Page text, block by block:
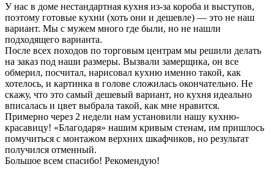
У нас в доме нестандартная кухня из-за короба и выступов,
поэтому готовые кухни (хоть они и дешевле) — это не наш
вариант. Мы с мужем много где были, но не нашли
подходящего варианта.
После всех походов по торговым центрам мы решили делать
на заказ под наши размеры. Вызвали замерщика, он все
обмерил, посчитал, нарисовал кухню именно такой, как
хотелось, и картинка в голове сложилась окончательно. Не
скажу, что это самый дешевый вариант, но кухня идеально
вписалась и цвет выбрала такой, как мне нравится.
Примерно через 2 недели нам установили нашу кухню-
красавицу! «Благодаря» нашим кривым стенам, им пришлось
помучиться с монтажом верхних шкафчиков, но результат
получился отменный.
Большое всем спасибо! Рекомендую!